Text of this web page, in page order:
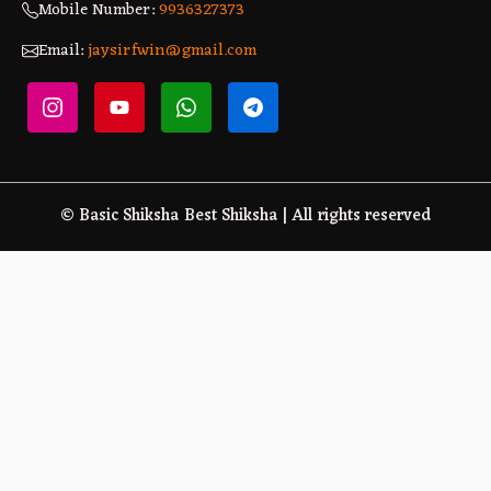
Mobile Number:9936327373
Email:jaysirfwin@gmail.com
© Basic Shiksha Best Shiksha | All rights reserved